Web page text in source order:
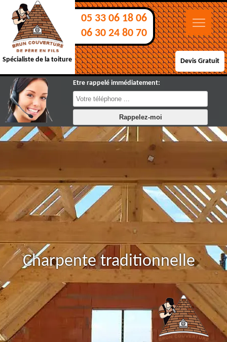
Spécialiste de la toiture
05 33 06 18 06
06 30 24 80 70
Devis Gratuit
Etre rappelé immédiatement:
Charpente traditionnelle